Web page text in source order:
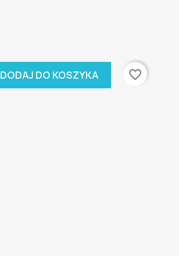
DODAJ DO KOSZYKA
favorite_border